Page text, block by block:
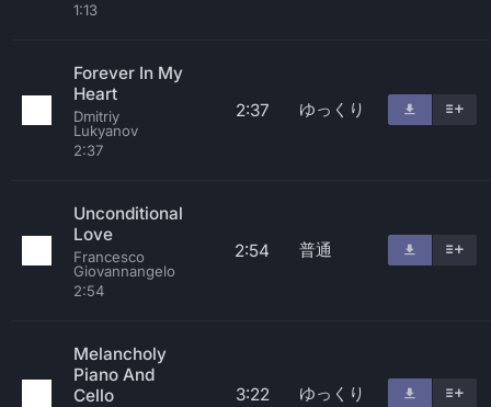
1:13
Forever In My
Heart
Dmitriy
Lukyanov
2:37
2:37 ゆっくり
Unconditional
Love
Francesco
Giovannangelo
2:54
2:54 普通
Melancholy
Piano And
Cello
3:22 ゆっくり